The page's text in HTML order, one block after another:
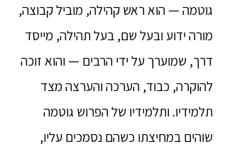
גוטמה — הוא ראש קהילה, מוביל קבוצה,
מורה ידוע ובעל שם, בעל תהילה, מייסד
דרך, שמוערך על ידי הרבים — והוא זוכה
להוקרה, כבוד, הערכה והערצה מצד
תלמידיו. ותלמידיו של הפרוש גוטמה
שוהים במחיצתו כשהם נסמכים עליו,